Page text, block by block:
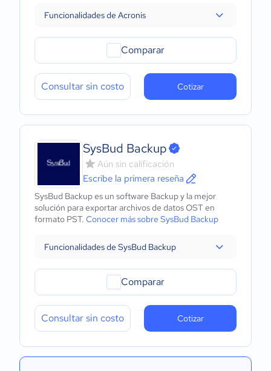
Funcionalidades de Acronis
Comparar
Consultar sin costo Cotizar
SysBud Backup
Aún sin calificación
Escribe la primera reseña
SysBud Backup es un software Backup y la mejor
solución para exportar archivos de datos OST en
formato PST. Conocer más sobre SysBud Backup
Funcionalidades de SysBud Backup
Comparar
Consultar sin costo Cotizar